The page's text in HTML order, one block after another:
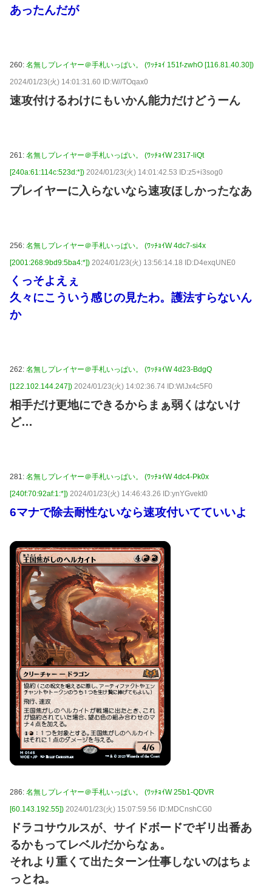
あったんだが
260: 名無しプレイヤー＠手札いっぱい。 (ﾜｯﾁｮｲ 151f-zwhO [116.81.40.30])
2024/01/23(火) 14:01:31.60 ID:W//TOqax0
速攻付けるわけにもいかん能力だけどうーん
261: 名無しプレイヤー＠手札いっぱい。 (ﾜｯﾁｮｲW 2317-liQt
[240a:61:114c:523d:*]) 2024/01/23(火) 14:01:42.53 ID:z5+i3sog0
プレイヤーに入らないなら速攻ほしかったなあ
256: 名無しプレイヤー＠手札いっぱい。 (ﾜｯﾁｮｲW 4dc7-si4x
[2001:268:9bd9:5ba4:*]) 2024/01/23(火) 13:56:14.18 ID:D4exqUNE0
くっそよえぇ
久々にこういう感じの見たわ。護法すらないん
か
262: 名無しプレイヤー＠手札いっぱい。 (ﾜｯﾁｮｲW 4d23-BdgQ
[122.102.144.247]) 2024/01/23(火) 14:02:36.74 ID:WlJx4c5F0
相手だけ更地にできるからまぁ弱くはないけ
ど…
281: 名無しプレイヤー＠手札いっぱい。 (ﾜｯﾁｮｲW 4dc4-Pk0x
[240f:70:92af:1:*]) 2024/01/23(火) 14:46:43.26 ID:ynYGvekt0
6マナで除去耐性ないなら速攻付いてていいよ
286: 名無しプレイヤー＠手札いっぱい。 (ﾜｯﾁｮｲW 25b1-QDVR
[60.143.192.55]) 2024/01/23(火) 15:07:59.56 ID:MDCnshCG0
ドラコサウルスが、サイドボードでギリ出番あ
るかもってレベルだからなぁ。
それより重くて出たターン仕事しないのはちょ
っとね。